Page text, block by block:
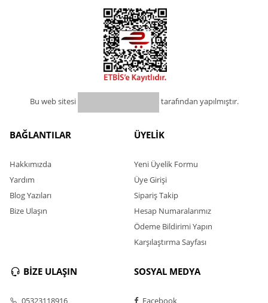
Bu web sitesi tarafından yapılmıştır.
BAĞLANTILAR
Hakkımızda
Yardım
Blog Yazıları
Bize Ulaşın
ÜYELİK
Yeni Üyelik Formu
Üye Girişi
Sipariş Takip
Hesap Numaralarımız
Ödeme Bildirimi Yapın
Karşılaştırma Sayfası
BİZE ULAŞIN
05323118916
SOSYAL MEDYA
Facebook